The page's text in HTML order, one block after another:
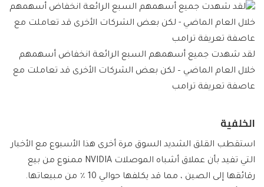
لقد شهدت جميع أسهمهم السبع الرائعة انخفاض أسهمهم
خلال العام الماضي – لكن بعض الشركات الأخرى قد تعاملت مع
عاصفة تعريفة ترامب
الخلفية
استقطب القلق الشديد السوق مرة أخرى هذا الأسبوع مع الأخبار
التي تفيد بأن عملاق أشباه الموصلات NVIDIA ممنوع من بيع
رقائقها إلى الصين ، مما قد يكلفها حوالي 10 ٪ من مبيعاتها.